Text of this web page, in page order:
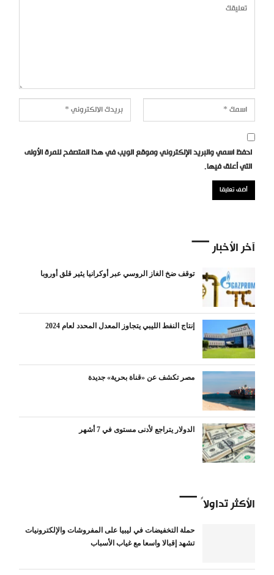
احفظ اسمي والبريد الإلكتروني وموقع الويب في هذا المتصفح للمرة الأولى
التي أعلق فيها.
آخر الأخبار
توقف ضخ الغاز الروسي عبر أوكرانيا يثير قلق أوروبا
إنتاج النفط الليبي يتجاوز المعدل المحدد لعام 2024
مصر تكشف عن «قناة بحرية» جديدة
الدولار يتراجع لأدنى مستوى في 7 أشهر
الأكثر تداولاً
حملة التخفيضات في ليبيا على المفروشات والإلكترونيات
تشهد إقبالا واسعا مع غياب الأسباب